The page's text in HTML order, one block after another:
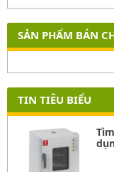
SẢN PHẨM BÁN
TIN TIÊU BIỂU